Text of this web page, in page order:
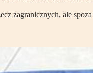
zagranicznych, ale